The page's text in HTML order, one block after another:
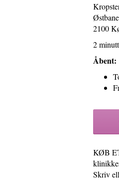
2100
2
Åbent:
KØB
Skriv